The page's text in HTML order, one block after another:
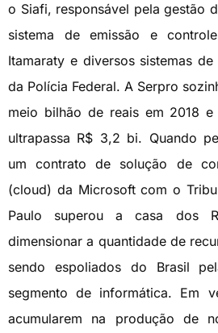
o Siafi, responsável pela gestão
sistema de emissão e
Itamaraty e diversos sistemas
da Polícia Federal. A Serpro
meio bilhão de reais em 2018 e
ultrapassa R$ 3,2 bi. Quando
um contrato de solução de
(cloud) da Microsoft com o
Paulo superou a casa dos
dimensionar a quantidade de
sendo espoliados do Brasil
segmento de informática. Em
acumularem na produção de